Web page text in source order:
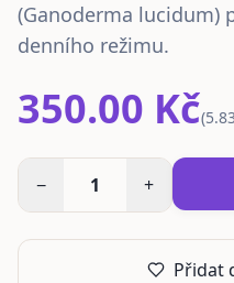
(Ganoderma lucidum)
denního režimu.
350.00 Kč(
− 1 +
Přidat